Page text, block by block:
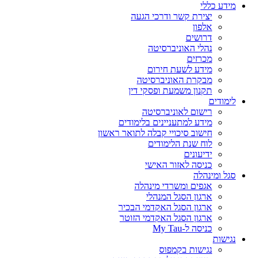
מידע כללי
יצירת קשר ודרכי הגעה
אלפון
דרושים
נהלי האוניברסיטה
מכרזים
מידע לשעת חירום
מבקרת האוניברסיטה
תקנון משמעת ופסקי דין
לימודים
רישום לאוניברסיטה
מידע למתעניינים בלימודים
חישוב סיכויי קבלה לתואר ראשון
לוח שנת הלימודים
ידיעונים
כניסה לאזור האישי
סגל ומינהלה
אגפים ומשרדי מינהלה
ארגון הסגל המנהלי
ארגון הסגל האקדמי הבכיר
ארגון הסגל האקדמי הזוטר
כניסה ל-My Tau
נגישות
נגישות בקמפוס